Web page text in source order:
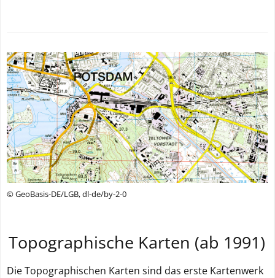
© GeoBasis-DE/LGB, dl-de/by-2-0
Topographische Karten (ab 1991)
Die Topographischen Karten sind das erste Kartenwerk